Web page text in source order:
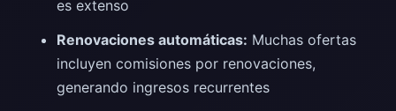
es extenso
Renovaciones automáticas: Muchas ofertas
incluyen comisiones por renovaciones,
generando ingresos recurrentes